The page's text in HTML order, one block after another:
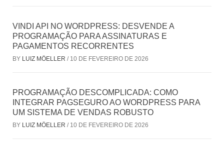
VINDI API NO WORDPRESS: DESVENDE A
PROGRAMAÇÃO PARA ASSINATURAS E
PAGAMENTOS RECORRENTES
BY LUIZ MÖELLER / 10 DE FEVEREIRO DE 2026
PROGRAMAÇÃO DESCOMPLICADA: COMO
INTEGRAR PAGSEGURO AO WORDPRESS PARA
UM SISTEMA DE VENDAS ROBUSTO
BY LUIZ MÖELLER / 10 DE FEVEREIRO DE 2026